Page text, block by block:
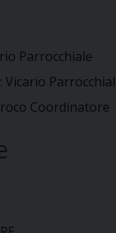
Parrocchiale
: Vicario
Coordinatore